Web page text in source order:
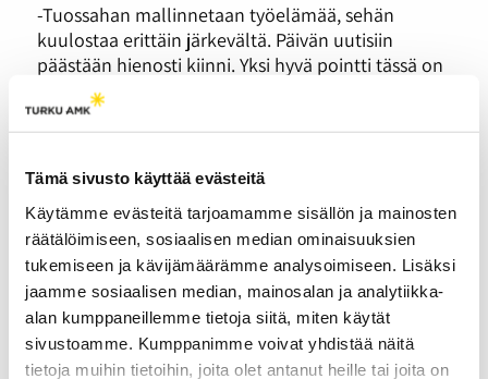
Tämä sivusto käyttää evästeitä
Käytämme evästeitä tarjoamamme sisällön ja mainosten
räätälöimiseen, sosiaalisen median ominaisuuksien
tukemiseen ja kävijämäärämme analysoimiseen. Lisäksi
jaamme sosiaalisen median, mainosalan ja analytiikka-
alan kumppaneillemme tietoja siitä, miten käytät
sivustoamme. Kumppanimme voivat yhdistää näitä
tietoja muihin tietoihin, joita olet antanut heille tai joita on
-Tuossahan mallinnetaan työelämää, sehän
kuulostaa erittäin järkevältä. Päivän uutisiin
päästään hienosti kiinni. Yksi hyvä pointti tässä on
myös se, että opiskelijat oppivat ymmärtämään
deadlinen käsitteen. Liian usein juttuja on aikaa
hioa päivä- tai jopa viikkokausia, kommentoi Yle
-Niin kuin muotitermi kuuluu, uskon että
kyseisestä jaksosta tulee toimittajaopintojaan
suorittaville nuorillehaastavaa. Voisi kuitenkin
kuvitella että tuollainen on prosessina huikean
antoisaa, Haarala päättää.